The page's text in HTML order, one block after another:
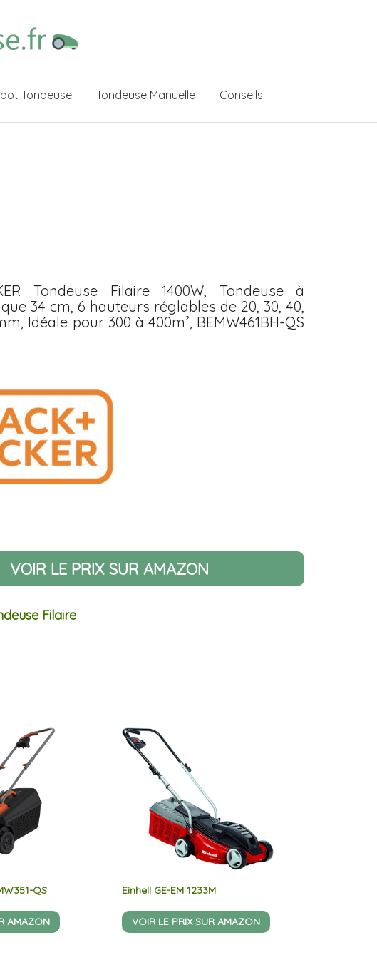
Tondeuse Tondeuse Manuelle Conseils
Tondeuse Filaire 1400W, Tondeuse à
34 cm, 6 hauteurs réglables de 20, 30, 40,
Idéale pour 300 à 400m², BEMW461BH-QS
VOIR LE PRIX SUR AMAZON
Filaire
QS
AMAZON
Einhell GE-EM 1233M
VOIR LE PRIX SUR AMAZON